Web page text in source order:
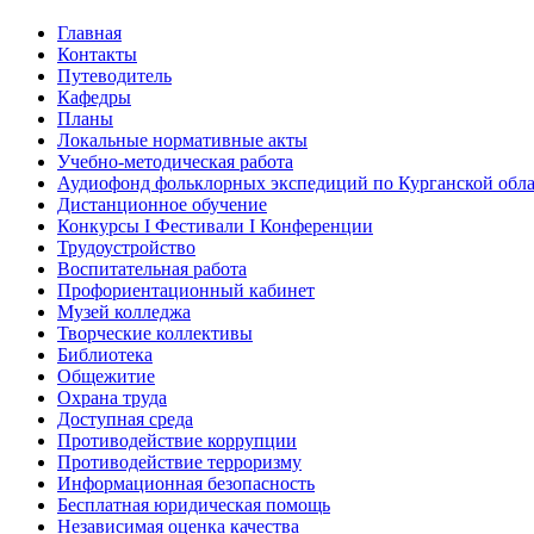
Главная
Контакты
Путеводитель
Кафедры
Планы
Локальные нормативные акты
Учебно-методическая работа
Аудиофонд фольклорных экспедиций по Курганской
Дистанционное обучение
Конкурсы I Фестивали I Конференции
Трудоустройство
Воспитательная работа
Профориентационный кабинет
Музей колледжа
Творческие коллективы
Библиотека
Общежитие
Охрана труда
Доступная среда
Противодействие коррупции
Противодействие терроризму
Информационная безопасность
Бесплатная юридическая помощь
Независимая оценка качества